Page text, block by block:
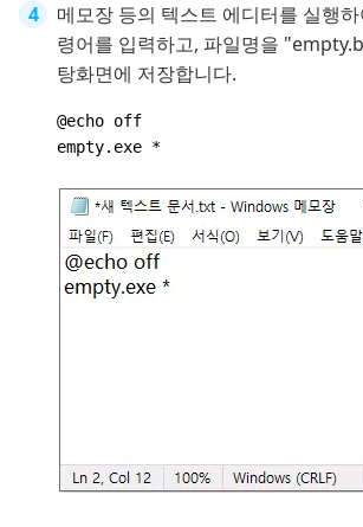
메모장 등의 텍스트 에디터를 실행
령어를 입력하고, 파일명을
탕화면에 저장합니다.
@echo off
empty.exe *